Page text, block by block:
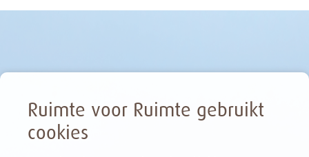
Ruimte voor Ruimte gebruikt
cookies